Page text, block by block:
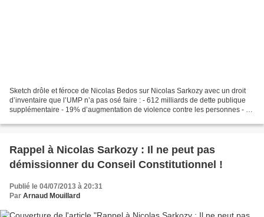
Sketch drôle et féroce de Nicolas Bedos sur Nicolas Sarkozy avec un droit
d’inventaire que l’UMP n’a pas osé faire : - 612 milliards de dette publique
supplémentaire - 19% d’augmentation de violence contre les personnes - 1
Rappel à Nicolas Sarkozy : Il ne peut pas
démissionner du Conseil Constitutionnel !
Publié le 04/07/2013 à 20:31
Par Arnaud Mouillard